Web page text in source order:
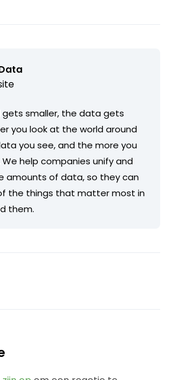
gets smaller, the data gets
you look at the world around
you see, and the more you
help companies unify and
amounts of data, so they can
the things that matter most in
them.